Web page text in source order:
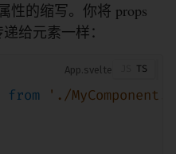
性的缩写。你将 props
给元素一样：
App
from
'./